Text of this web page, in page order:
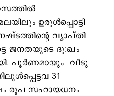
ഉരുള്‍പ്പൊട്ടി
വ്യാപ്തി
ജനതയുടെ ദു:ഖം
പൂര്‍ണമായും വീടു
31
രൂപ സഹായധനം